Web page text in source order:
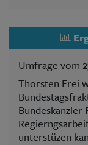
Umfrage vom
Thorsten Frei
unterstüzen